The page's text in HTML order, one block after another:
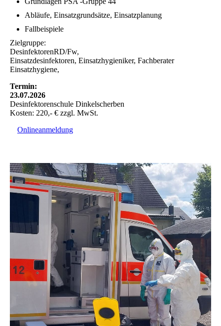
Abläufe, Einsatzgrundsätze, Einsatzplanung
Fallbeispiele
Zielgruppe:
DesinfektorenRD/Fw,
Einsatzdesinfektoren, Einsatzhygieniker, Fachberater
Einsatzhygiene,
Termin:
23.07.2026
Desinfektorenschule Dinkelscherben
Kosten: 220,- € zzgl. MwSt.
Onlineanmeldung